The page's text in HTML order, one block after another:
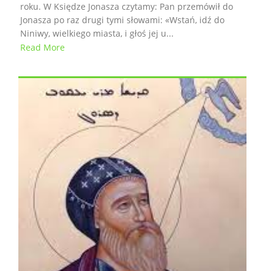
roku. W Księdze Jonasza czytamy: Pan przemówił do
Jonasza po raz drugi tymi słowami: «Wstań, idź do
Niniwy, wielkiego miasta, i głoś jej u...
Read More